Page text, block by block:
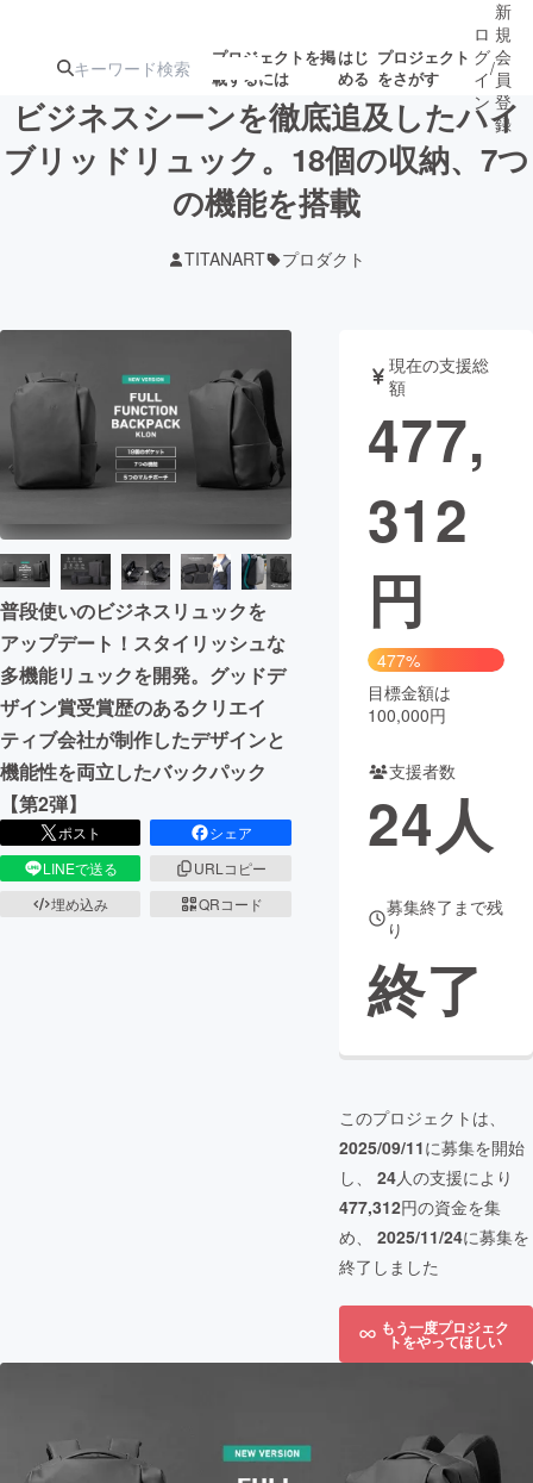
プロジェクトを掲
載するには
はじ
める
プロジェクト
をさがす
注目の新着プロ募集終了が近いプ
ロジェクト
テクノロジー・ガジェット
映像・映画 書籍・雑誌
チャレンジ
まちづくり・地域活性化
CAMPFIRE for Social Good
CAMPFIRE Creation
CAMPFIREふるさと納税machi-ya コミュニティ
ロ
グ
イ
ン
/
新
規
会
員
登
録
ビジネスシーンを徹底追及したハイ
ブリッドリュック。18個の収納、7つ
の機能を搭載
TITANART プロダクト
普段使いのビジネスリュックを
アップデート！スタイリッシュな
多機能リュックを開発。グッドデ
ザイン賞受賞歴のあるクリエイ
ティブ会社が制作したデザインと
機能性を両立したバックパック
【第2弾】
ポスト
シェア
LINEで送る
URLコピー
埋め込み
QRコード
現在の支援総
額
477,
312
円
477%
目標金額は
100,000円
支援者数
24人
募集終了まで残
り
終了
このプロジェクトは、
2025/09/11に募集を開始
し、 24人の支援により
477,312円の資金を集
め、 2025/11/24に募集を
終了しました
もう一度プロジェク
トをやってほしい